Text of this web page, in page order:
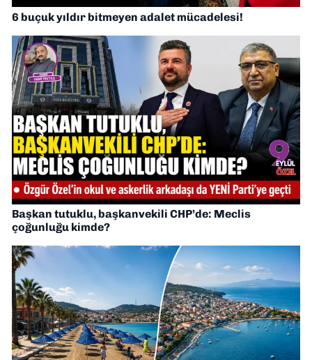
6 buçuk yıldır bitmeyen adalet mücadelesi!
Başkan tutuklu, başkanvekili CHP’de: Meclis
çoğunluğu kimde?